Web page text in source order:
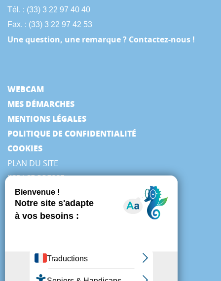
Tél. : (33) 3 22 97 40 40
Fax. : (33) 3 22 97 42 53
Une question, une remarque ? Contactez-nous !
WEBCAM
MES DÉMARCHES
MENTIONS LÉGALES
POLITIQUE DE CONFIDENTIALITÉ
COOKIES
PLAN DU SITE
ESPACE PRESSE